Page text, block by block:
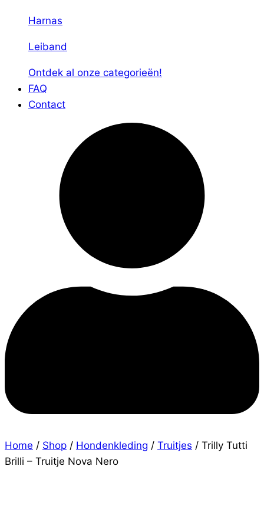
Harnas
Leiband
Ontdek al onze categorieën!
FAQ
Contact
Home / Shop / Hondenkleding / Truitjes / Trilly Tutti
Brilli – Truitje Nova Nero